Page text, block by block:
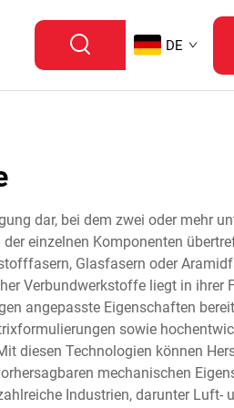
DE
dar, bei dem zwei oder mehr
einzelnen Komponenten
Glasfasern oder
Verbundwerkstoffe liegt in ihrer
angepasste Eigenschaften
sowie
diesen Technologien können
mechanischen
Industrien, darunter Luft-